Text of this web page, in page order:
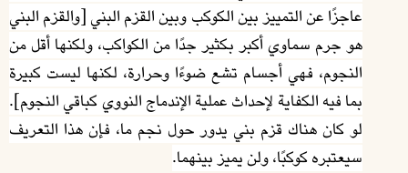
عاجزًا عن التمييز بين الكوكب وبين القزم البني [والقزم البني
هو جرم سماوي أكبر بكثير جدًا من الكواكب، ولكنها أقل من
النجوم، فهي أجسام تشع ضوءًا وحرارة، لكنها ليست كبيرة
بما فيه الكفاية لإحداث عملية الإندماج النووي كباقي النجوم].
لو كان هناك قزم بني يدور حول نجم ما، فإن هذا التعريف
سيعتبره كوكبًا، ولن يميز بينهما.